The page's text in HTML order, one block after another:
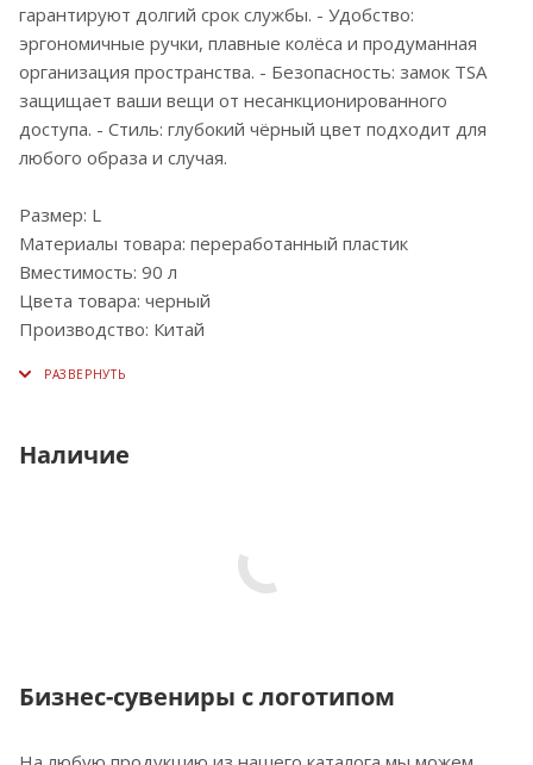
гарантируют долгий срок службы. - Удобство:
эргономичные ручки, плавные колёса и продуманная
организация пространства. - Безопасность: замок TSA
защищает ваши вещи от несанкционированного
доступа. - Стиль: глубокий чёрный цвет подходит для
любого образа и случая.
Размер: L
Материалы товара: переработанный пластик
Вместимость: 90 л
Цвета товара: черный
Производство: Китай
Наличие
Бизнес-сувениры с логотипом